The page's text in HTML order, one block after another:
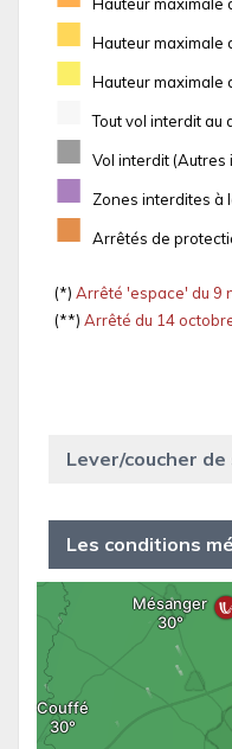
Hauteur maximale
■ Hauteur maximale
■ Hauteur maximale
Tout vol interdit au
■ Vol interdit (Autres
■ Zones interdites à
■ Arrêtés de
(*) Arrêté 'espace' du 9
(**) Arrêté du 14
Lever/coucher de
Les conditions